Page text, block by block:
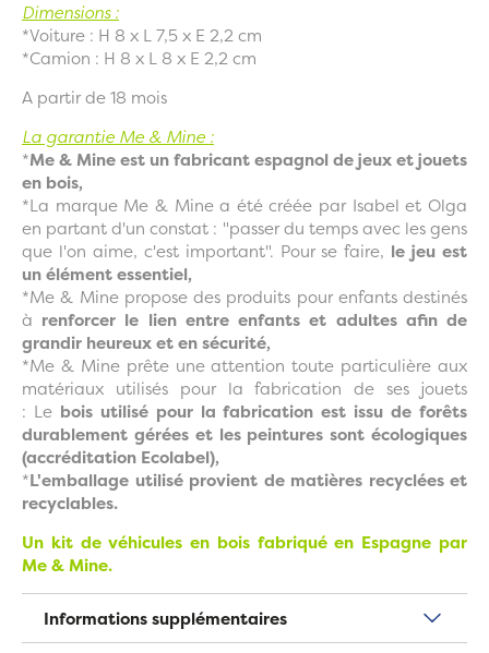
Dimensions :
*Voiture : H 8 x L 7,5 x E 2,2 cm
*Camion : H 8 x L 8 x E 2,2 cm
A partir de 18 mois
La garantie Me & Mine :
*Me & Mine est un fabricant espagnol de jeux et jouets
en bois,
*La marque Me & Mine a été créée par Isabel et Olga
en partant d'un constat : "passer du temps avec les gens
que l'on aime, c'est important". Pour se faire, le jeu est
un élément essentiel,
*Me & Mine propose des produits pour enfants destinés
à renforcer le lien entre enfants et adultes afin de
grandir heureux et en sécurité,
*Me & Mine prête une attention toute particulière aux
matériaux utilisés pour la fabrication de ses jouets
: Le bois utilisé pour la fabrication est issu de forêts
durablement gérées et les peintures sont écologiques
(accréditation Ecolabel),
*L'emballage utilisé provient de matières recyclées et
recyclables.
Un kit de véhicules en bois fabriqué en Espagne par
Me & Mine.
Informations supplémentaires